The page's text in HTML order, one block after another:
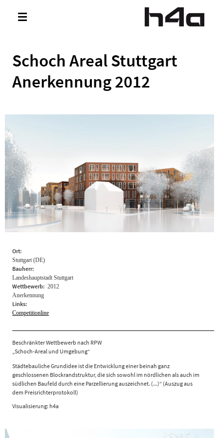
Toggle
Schoch Areal Stuttgart
Anerkennung 2012
Ort:
Stuttgart (DE)
Bauherr:
Landeshauptstadt Stuttgart
Wettbewerb:
Anerkennung
2012
Links:
Competitionline
Beschränkter Wettbewerb nach RPW
„Schoch-Areal und Umgebung“
Städtebauliche Grundidee ist die Entwicklung einer beinah ganz
geschlossenen Blockrandstruktur, die sich sowohl im nördlichen als auch im
südlichen Baufeld durch eine Parzellierung auszeichnet. (...)“ (Auszug aus
dem Preisrichterprotokoll)
Visualisierung: h4a